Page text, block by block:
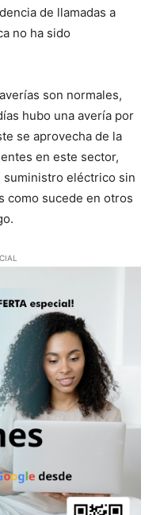
de llamadas a
no ha sido
son normales,
hubo una avería por
se aprovecha de la
en este sector,
suministro eléctrico sin
como sucede en otros